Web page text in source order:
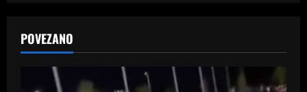
a
v
POVEZANO